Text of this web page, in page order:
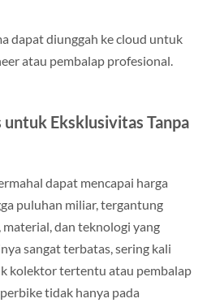
dapat diunggah ke cloud untuk
atau pembalap profesional.
untuk Eksklusivitas Tanpa
dapat mencapai harga
puluhan miliar, tergantung
dan teknologi yang
sangat terbatas, sering kali
kolektor tertentu atau pembalap
tidak hanya pada